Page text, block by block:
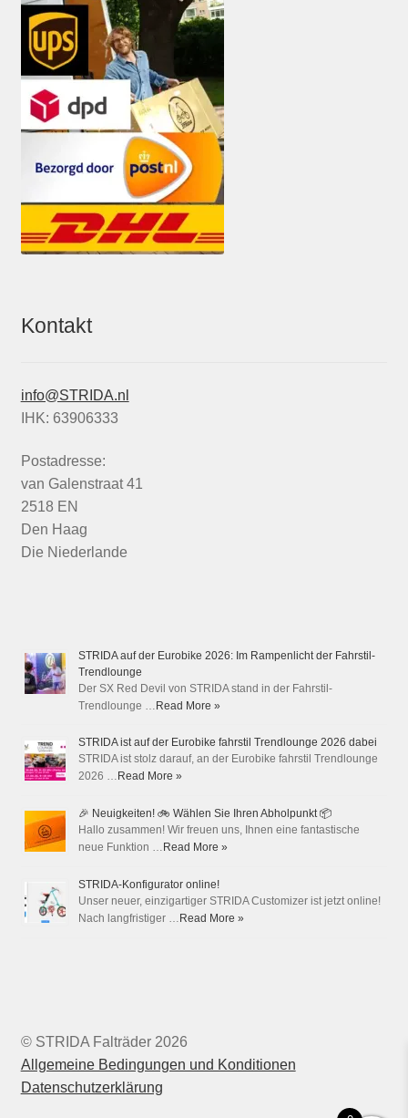
Kontakt
info@STRIDA.nl
IHK: 63906333
Postadresse:
van Galenstraat 41
2518 EN
Den Haag
Die Niederlande
STRIDA auf der Eurobike 2026: Im Rampenlicht der Fahrstil-
Trendlounge
Der SX Red Devil von STRIDA stand in der Fahrstil-
Trendlounge … Read More »
STRIDA ist auf der Eurobike fahrstil Trendlounge 2026 dabei
STRIDA ist stolz darauf, an der Eurobike fahrstil Trendlounge
2026 … Read More »
🎉 Neuigkeiten! 🚲 Wählen Sie Ihren Abholpunkt 📦
Hallo zusammen! Wir freuen uns, Ihnen eine fantastische
neue Funktion … Read More »
STRIDA-Konfigurator online!
Unser neuer, einzigartiger STRIDA Customizer ist jetzt online!
Nach langfristiger … Read More »
© STRIDA Falträder 2026
Allgemeine Bedingungen und Konditionen
Datenschutzerklärung